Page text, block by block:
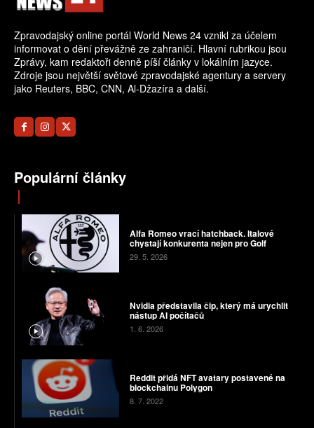
Zpravodajský online portál World News 24 vznikl za účelem
informovat o dění převážně ze zahraničí. Hlavní rubrikou jsou
Zprávy, kam redaktoři denně píší články v lokálním jazyce.
Zdroje jsou největší světové zpravodajské agentury a servery
jako Reuters, BBC, CNN, Al-Džazíra a další.
Populární články
Alfa Romeo vrací hatchback. Italové
chystají konkurenta nejen pro Golf
29. 5. 2026
Nvidia představila čip, který má urychlit
nástup AI počítačů
1. 6. 2026
Reddit přidá NFT avatary postavené na
blockchainu Polygon
8. 7. 2022